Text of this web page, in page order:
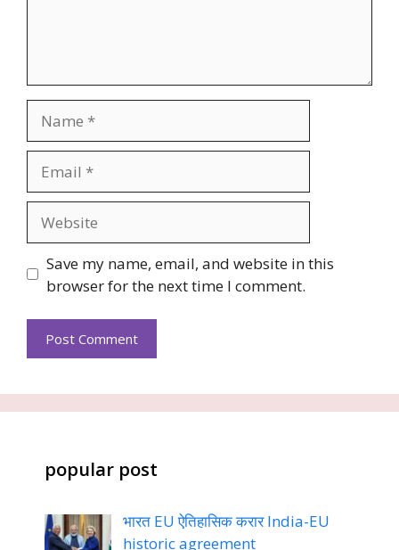
Save my name, email, and website in this
browser for the next time I comment.
popular post
भारत EU ऐतिहासिक करार India-EU
historic agreement